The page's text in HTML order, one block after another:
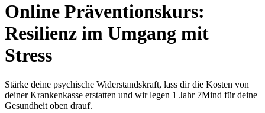
Online Präventionskurs:
Resilienz im Umgang mit
Stress
Stärke deine psychische Widerstandskraft, lass dir die Kosten von
deiner Krankenkasse erstatten und wir legen 1 Jahr 7Mind für deine
Gesundheit oben drauf.